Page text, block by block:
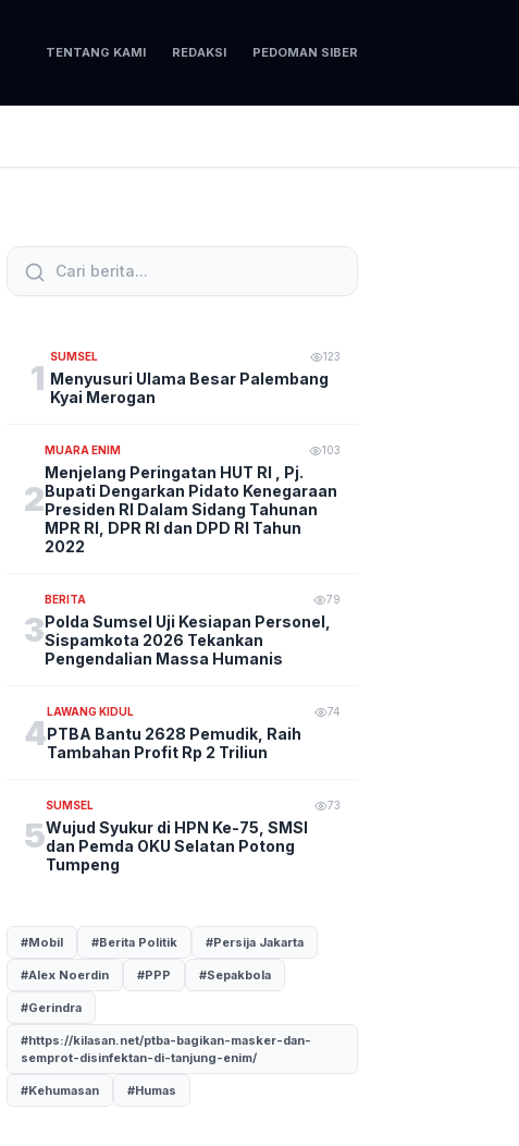
TENTANG KAMI REDAKSI PEDOMAN SIBER
1
SUMSEL 123
Menyusuri Ulama Besar Palembang
Kyai Merogan
2
MUARA ENIM 103
Menjelang Peringatan HUT RI , Pj.
Bupati Dengarkan Pidato Kenegaraan
Presiden RI Dalam Sidang Tahunan
MPR RI, DPR RI dan DPD RI Tahun
2022
3
BERITA 79
Polda Sumsel Uji Kesiapan Personel,
Sispamkota 2026 Tekankan
Pengendalian Massa Humanis
4
LAWANG KIDUL 74
PTBA Bantu 2628 Pemudik, Raih
Tambahan Profit Rp 2 Triliun
5
SUMSEL 73
Wujud Syukur di HPN Ke-75, SMSI
dan Pemda OKU Selatan Potong
Tumpeng
#Mobil #Berita Politik #Persija Jakarta
#Alex Noerdin #PPP #Sepakbola
#Gerindra
#https://kilasan.net/ptba-bagikan-masker-dan-
semprot-disinfektan-di-tanjung-enim/
#Kehumasan #Humas